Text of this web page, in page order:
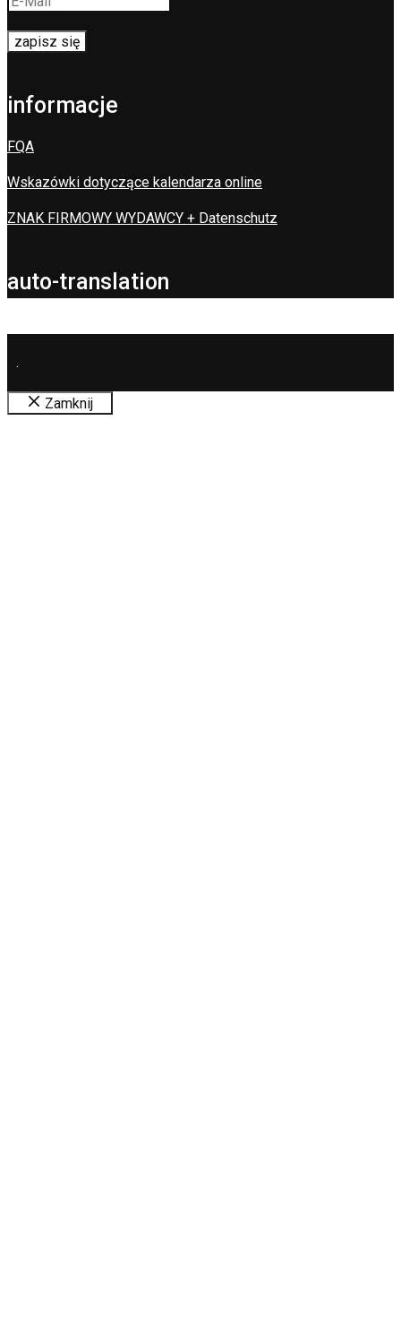
informacje
FQA
Wskazówki dotyczące kalendarza online
ZNAK FIRMOWY WYDAWCY + Datenschutz
auto-translation
.
Zamknij